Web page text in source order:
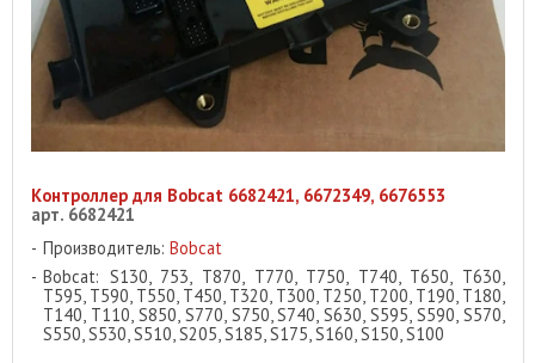
Контроллер для Bobcat 6682421, 6672349, 6676553
арт. 6682421
Производитель: Bobcat
Bobcat: S130, 753, T870, T770, T750, T740, T650, T630,
T595, T590, T550, T450, T320, T300, T250, T200, T190, T180,
T140, T110, S850, S770, S750, S740, S630, S595, S590, S570,
S550, S530, S510, S205, S185, S175, S160, S150, S100